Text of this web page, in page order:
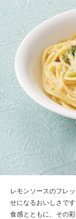
レモンソースのフレ
せになるおいしさで
食感とともに、その